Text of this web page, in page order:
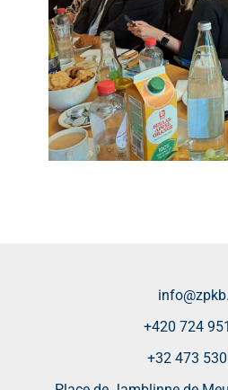
+420 724
+32 473